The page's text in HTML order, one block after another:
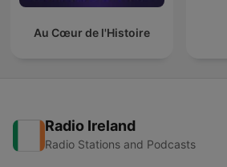
Au Cœur de l'Histoire
Radio Ireland
Radio Stations and Podcasts